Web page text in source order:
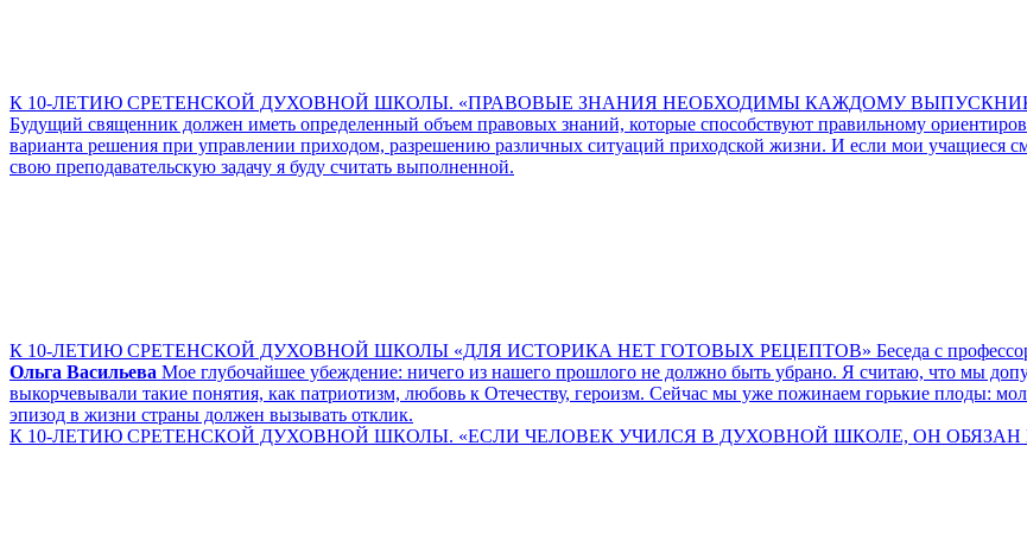
К 10-ЛЕТИЮ СРЕТЕНСКОЙ ДУХОВНОЙ ШКОЛЫ. «ПРАВОВЫЕ ЗНАНИЯ НЕОБХОДИМЫ КАЖДОМУ
Будущий священник должен иметь определенный объем правовых знаний, которые способствуют правильному
варианта решения при управлении приходом, разрешению различных ситуаций приходской жизни. И если мои учащиеся
свою преподавательскую задачу я буду считать выполненной.
К 10-ЛЕТИЮ СРЕТЕНСКОЙ ДУХОВНОЙ ШКОЛЫ «ДЛЯ ИСТОРИКА НЕТ ГОТОВЫХ РЕЦЕПТОВ» Беседа с профессором
Ольга Васильева Мое глубочайшее убеждение: ничего из нашего прошлого не должно быть убрано. Я считаю, что мы
выкорчевывали такие понятия, как патриотизм, любовь к Отечеству, героизм. Сейчас мы уже пожинаем горькие плоды:
эпизод в жизни страны должен вызывать отклик.
К 10-ЛЕТИЮ СРЕТЕНСКОЙ ДУХОВНОЙ ШКОЛЫ. «ЕСЛИ ЧЕЛОВЕК УЧИЛСЯ В ДУХОВНОЙ ШКОЛЕ, ОН ОБЯЗАН